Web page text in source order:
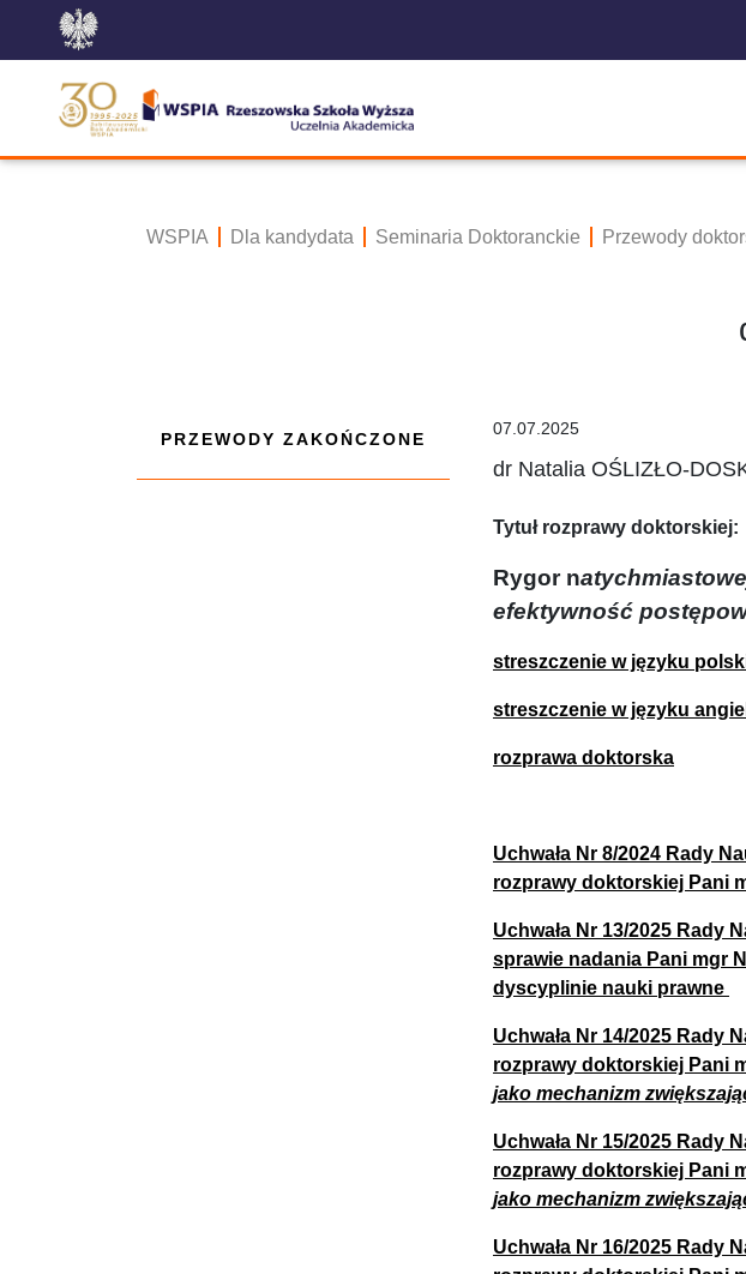
WSPIA Dla kandydata Seminaria Doktoranckie Przewody
PRZEWODY ZAKOŃCZONE
07.07.2025
dr Natalia OŚLIZŁO-
Tytuł rozprawy doktorskiej:
Rygor n
efektywność
streszczenie w języku
streszczenie w języku
rozprawa doktorska
Uchwała Nr 8/2024 Rady
rozprawy doktorskiej Pani
Uchwała Nr 13/2025 Rady
sprawie nadania Pani mgr
dyscyplinie nauki prawne
Uchwała Nr 14/2025 Rady
rozprawy doktorskiej Pani
jako mechanizm
Uchwała Nr 15/2025 Rady
rozprawy doktorskiej Pani
jako mechanizm
Uchwała Nr 16/2025 Rady